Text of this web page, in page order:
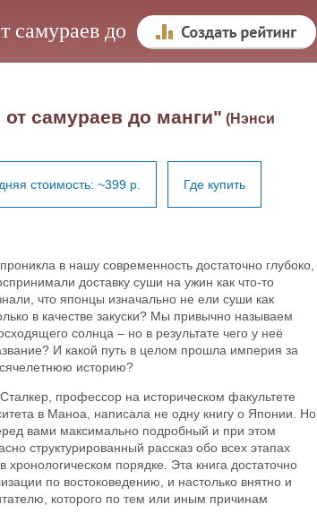
самураев до
самураев до манги" (Нэнси
стоимость: ~399 р. Где купить
в нашу современность достаточно глубоко,
доставку суши на ужин как что-то
что японцы изначально не ели суши как
в качестве закуски? Мы привычно называем
солнца – но в результате чего у неё
И какой путь в целом прошла империя за
историю?
профессор на историческом факультете
в Маноа, написала не одну книгу о Японии. Но,
вами максимально подробный и при этом
структурированный рассказ обо всех этапах
хронологическом порядке. Эта книга достаточно
по востоковедению, и настолько внятно и
которого по тем или иным причинам